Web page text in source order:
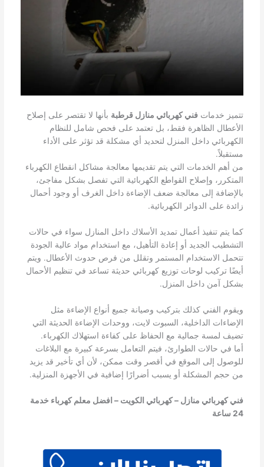
تتميز خدمات فني كهربائي منازل قرطبة بأنها لا تقتصر على إصلاح
الأعطال الظاهرة فقط، بل تعتمد على فحص شامل للنظام
الكهربائي داخل المنزل لتحديد أي مشكلة قد تؤثر على الأداء
مستقبلاً.
من أهم الخدمات التي يتم تقديمها معالجة مشاكل انقطاع الكهرباء
المتكرر، وإصلاح القواطع الكهربائية التي تفصل بشكل مفاجئ،
بالإضافة إلى معالجة ضعف الإضاءة داخل الغرف أو وجود أحمال
زائدة على الدوائر الكهربائية.
كما يتم تنفيذ أعمال تمديد الأسلاك داخل المنازل سواء في حالات
التشطيب الجديد أو إعادة التأهيل، مع استخدام مواد عالية الجودة
تتحمل الاستخدام المستمر وتقلل من فرص حدوث الأعطال. ويتم
أيضًا تركيب لوحات توزيع كهربائي حديثة تساعد في تنظيم الأحمال
بشكل آمن داخل المنزل.
ويقوم الفني كذلك بتركيب وصيانة جميع أنواع الإضاءة مثل
الإضاءات الداخلية، السبوت لايت، ووحدات الإضاءة الحديثة التي
تضيف لمسة جمالية مع الحفاظ على كفاءة استهلاك الكهرباء.
أما في حالات الطوارئ، فيتم التعامل بسرعة كبيرة مع البلاغات
للوصول إلى الموقع في أقصر وقت ممكن، لأن أي تأخير قد يزيد
من حجم المشكلة أو يسبب أضرارًا إضافية في الأجهزة المنزلية.
فني كهربائي منازل – كهربائي الكويت – افضل معلم كهرباء خدمة
24 ساعة